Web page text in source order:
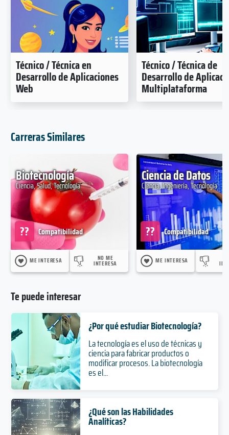
Técnico / Técnica en
Desarrollo de Aplicaciones
Web
Técnico / Técnica de
Desarrollo de
Multiplataforma
Carreras Similares
Biotecnología
Ciencia, Salud, Tecnología
Compatibilidad
??
ME INTERESA NO ME
INTERESA
Ciencia de Datos
Ciencia, Ingeniería, Tecnología
Compatibilidad
??
ME INTERESA
Te puede interesar
¿Por qué estudiar Biotecnología?
La tecnología es el uso de técnicas y
ciencia para fabricar productos o
modificar procesos. La biotecnología
es el...
¿Qué son las Habilidades
Analíticas?